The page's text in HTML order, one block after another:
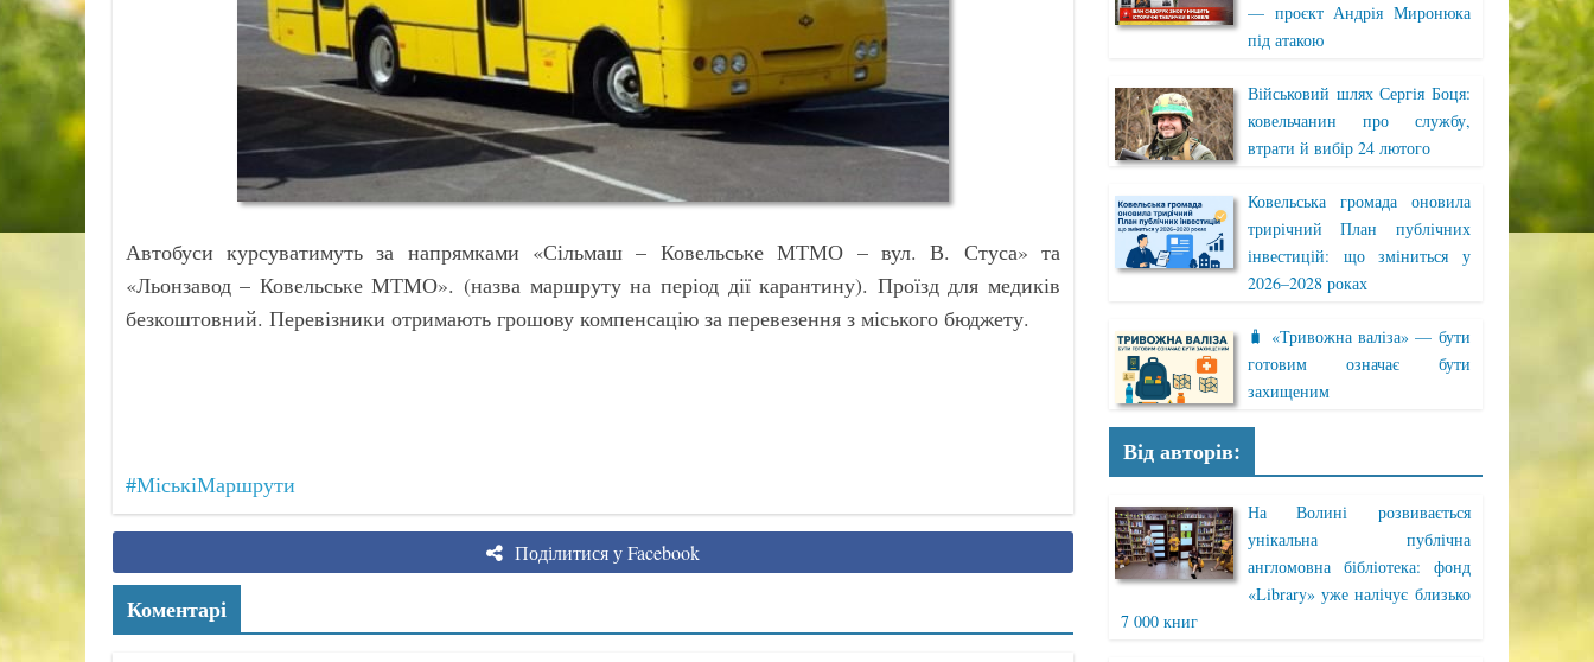
Автобуси курсуватимуть за напрямками «Сільмаш – Ковельське МТМО – вул. В. Стуса» та
«Льонзавод – Ковельське МТМО». (назва маршруту на період дії карантину). Проїзд для медиків
безкоштовний. Перевізники отримають грошову компенсацію за перевезення з міського бюджету.
#МіськіМаршрути
Поділитися у Facebook
Коментарі
— проєкт Андрія Миронюка
під атакою
Військовий шлях Сергія Боця:
ковельчанин про службу,
втрати й вибір 24 лютого
Ковельська громада оновила
трирічний План публічних
інвестицій: що зміниться у
2026–2028 роках
🧳 «Тривожна валіза» — бути
готовим означає бути
захищеним
Від авторів:
На Волині розвивається
унікальна публічна
англомовна бібліотека: фонд
«Library» уже налічує близько
7 000 книг